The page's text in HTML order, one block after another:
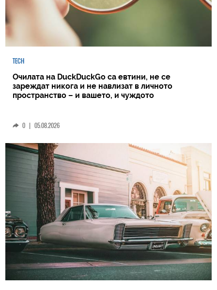
TECH
Очилата на DuckDuckGo са евтини, не се
зареждат никога и не навлизат в личното
пространство – и вашето, и чуждото
0 | 05.08.2026